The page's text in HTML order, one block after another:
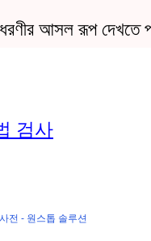
ধরণীর আসল রূপ দেখতে
검사
전 - 원스톱 솔루션